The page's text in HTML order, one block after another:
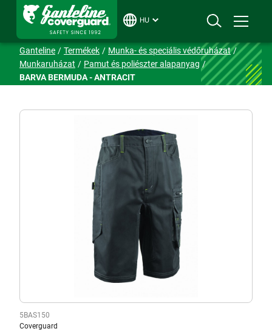
HU
Ganteline Termékek
Munka- és speciális védőruházat
Munkaruházat
Pamut és poliészter alapanyag
BARVA BERMUDA - ANTRACIT
5BAS150
Coverguard